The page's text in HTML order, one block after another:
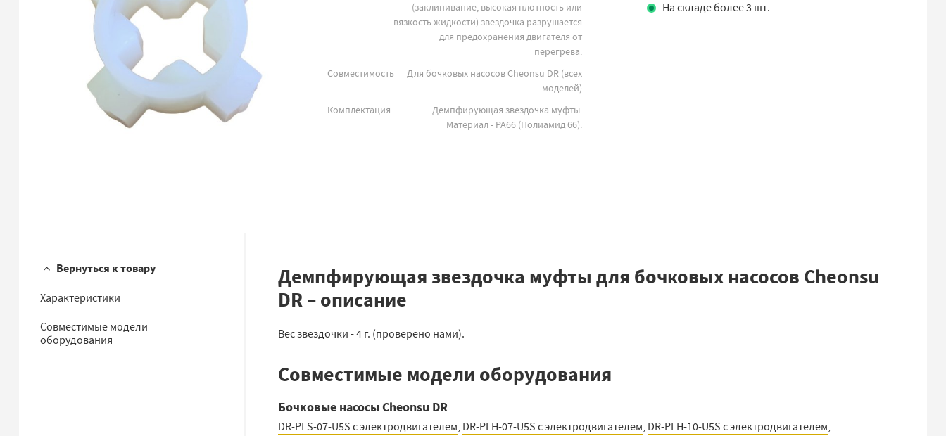
(заклинивание, высокая плотность или
вязкость жидкости) звездочка разрушается
для предохранения двигателя от
перегрева.
Совместимость
Для бочковых насосов Cheonsu DR (всех
моделей)
Комплектация
Демпфирующая звездочка муфты.
Материал - PA66 (Полиамид 66).
На складе более 3 шт.
Вернуться к товару
Характеристики
Совместимые модели
оборудования
Демпфирующая звездочка муфты для бочковых насосов Cheonsu
DR – описание
Вес звездочки - 4 г. (проверено нами).
Совместимые модели оборудования
Бочковые насосы Cheonsu DR
DR-PLS-07-U5S с электродвигателем, DR-PLH-07-U5S с электродвигателем, DR-PLH-10-U5S с электродвигателем,